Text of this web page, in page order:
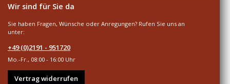
Wir sind für Sie da
Sie haben Fragen, Wünsche oder Anregungen? Rufen Sie uns an
unter:
+49 (0)2191 - 951720
Mo.-Fr., 08:00 - 16:00 Uhr
Vertrag widerrufen